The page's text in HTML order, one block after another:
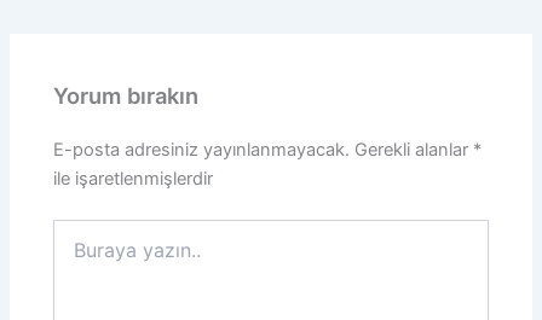
Yorum bırakın
E-posta adresiniz yayınlanmayacak. Gerekli alanlar *
ile işaretlenmişlerdir
yazın..